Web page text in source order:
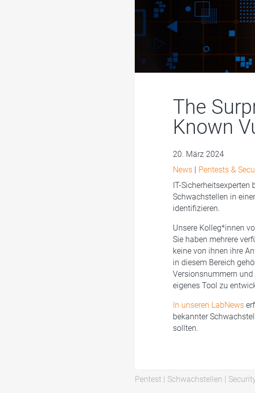
The
Known
20. März 2024
News| Pentests &
IT-
Schwachstellen in
identifizieren.
Unsere Kolleg*innen
Sie haben mehrere
keine von ihnen ihre
in diesem Bereich
Versionsnummern
eigenes Tool zu
In unseren LabNews
bekannter
sollten.
Pentest| Schwachstellen |